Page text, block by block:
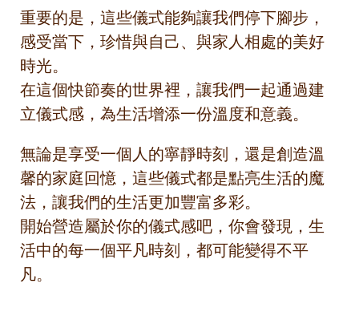
重要的是，這些儀式能夠讓我們停下腳步，
感受當下，珍惜與自己、與家人相處的美好
時光。
在這個快節奏的世界裡，讓我們一起通過建
立儀式感，為生活增添一份溫度和意義。
無論是享受一個人的寧靜時刻，還是創造溫
馨的家庭回憶，這些儀式都是點亮生活的魔
法，讓我們的生活更加豐富多彩。
開始營造屬於你的儀式感吧，你會發現，生
活中的每一個平凡時刻，都可能變得不平
凡。